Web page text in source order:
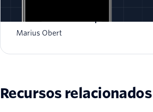
Marius Obert
Recursos relacionados